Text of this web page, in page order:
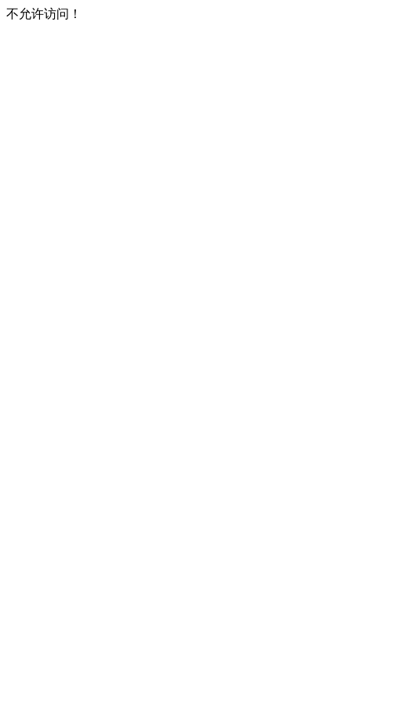
不允许访问！